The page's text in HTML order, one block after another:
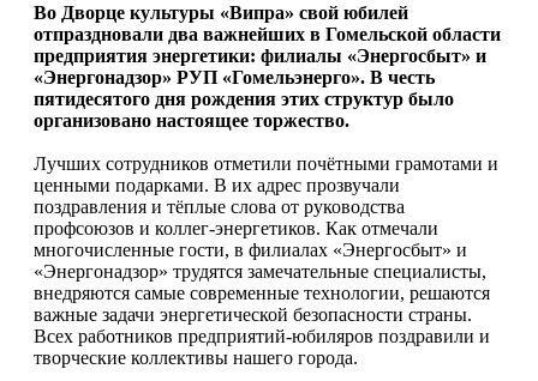
Во Дворце культуры «Випра» свой юбилей
отпраздновали два важнейших в Гомельской области
предприятия энергетики: филиалы «Энергосбыт» и
«Энергонадзор» РУП «Гомельэнерго». В честь
пятидесятого дня рождения этих структур было
организовано настоящее торжество.
Лучших сотрудников отметили почётными грамотами и
ценными подарками. В их адрес прозвучали
поздравления и тёплые слова от руководства
профсоюзов и коллег-энергетиков. Как отмечали
многочисленные гости, в филиалах «Энергосбыт» и
«Энергонадзор» трудятся замечательные специалисты,
внедряются самые современные технологии, решаются
важные задачи энергетической безопасности страны.
Всех работников предприятий-юбиляров поздравили и
творческие коллективы нашего города.